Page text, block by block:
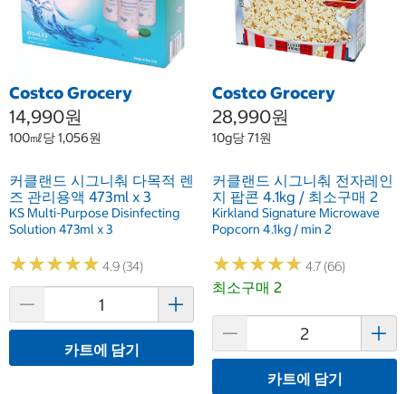
Costco Grocery
14,990원
100㎖당 1,056원
커클랜드 시그니춰 다목적 렌
즈 관리용액 473ml x 3
KS Multi-Purpose Disinfecting
Solution 473ml x 3
★★★★★
★★★★★ 4.9 (34)
카트에 담기
Costco Grocery
28,990원
10g당 71원
커클랜드 시그니춰 전자레인
지 팝콘 4.1kg / 최소구매 2
Kirkland Signature Microwave
Popcorn 4.1kg / min 2
★★★★★
★★★★★ 4.7 (66)
최소구매 2
카트에 담기